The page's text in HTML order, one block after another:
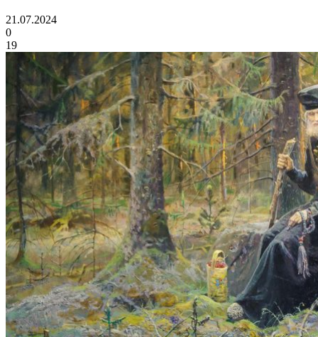
21.07.2024
0
19